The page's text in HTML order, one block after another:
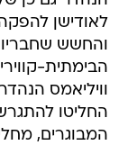
והחשש שחבריו
הבימתית-
וויליאמס
החליטו
המבוגרים,